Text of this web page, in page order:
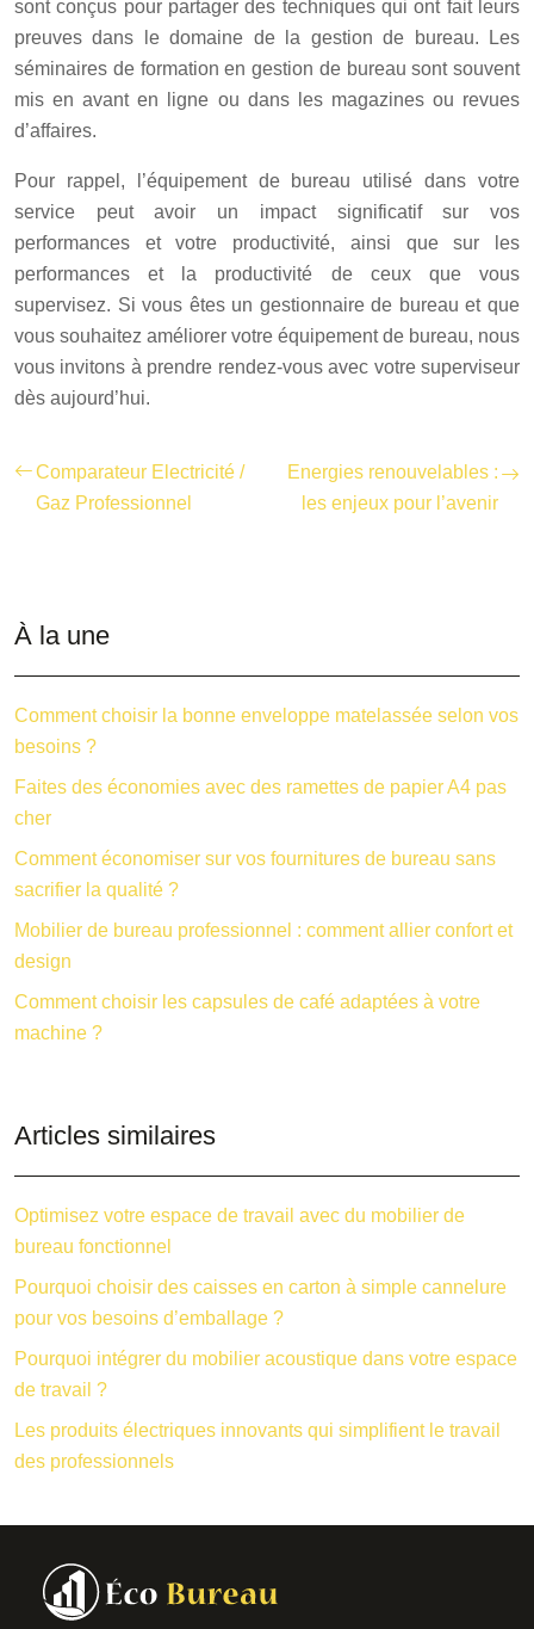
sont conçus pour partager des techniques qui ont fait leurs
preuves dans le domaine de la gestion de bureau. Les
séminaires de formation en gestion de bureau sont souvent
mis en avant en ligne ou dans les magazines ou revues
d’affaires.
Pour rappel, l’équipement de bureau utilisé dans votre
service peut avoir un impact significatif sur vos
performances et votre productivité, ainsi que sur les
performances et la productivité de ceux que vous
supervisez. Si vous êtes un gestionnaire de bureau et que
vous souhaitez améliorer votre équipement de bureau, nous
vous invitons à prendre rendez-vous avec votre superviseur
dès aujourd’hui.
Comparateur Electricité /
Gaz Professionnel
Energies renouvelables :
les enjeux pour l’avenir
À la une
Comment choisir la bonne enveloppe matelassée selon vos
besoins ?
Faites des économies avec des ramettes de papier A4 pas
cher
Comment économiser sur vos fournitures de bureau sans
sacrifier la qualité ?
Mobilier de bureau professionnel : comment allier confort et
design
Comment choisir les capsules de café adaptées à votre
machine ?
Articles similaires
Optimisez votre espace de travail avec du mobilier de
bureau fonctionnel
Pourquoi choisir des caisses en carton à simple cannelure
pour vos besoins d’emballage ?
Pourquoi intégrer du mobilier acoustique dans votre espace
de travail ?
Les produits électriques innovants qui simplifient le travail
des professionnels